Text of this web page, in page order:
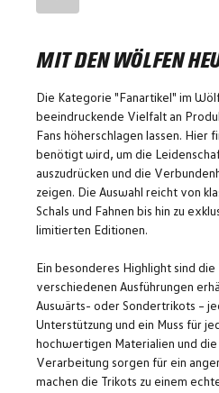
MIT DEN WÖLFEN
Die Kategorie "Fanartikel" im
beeindruckende Vielfalt an
Fans höherschlagen lassen. Hier
benötigt wird, um die
auszudrücken und die
zeigen. Die Auswahl reicht von
Schals und Fahnen bis hin zu
limitierten Editionen.
Ein besonderes Highlight sind die
verschiedenen Ausführungen
Auswärts- oder Sondertrikots –
Unterstützung und ein Muss für
hochwertigen Materialien und
Verarbeitung sorgen für ein
machen die Trikots zu einem